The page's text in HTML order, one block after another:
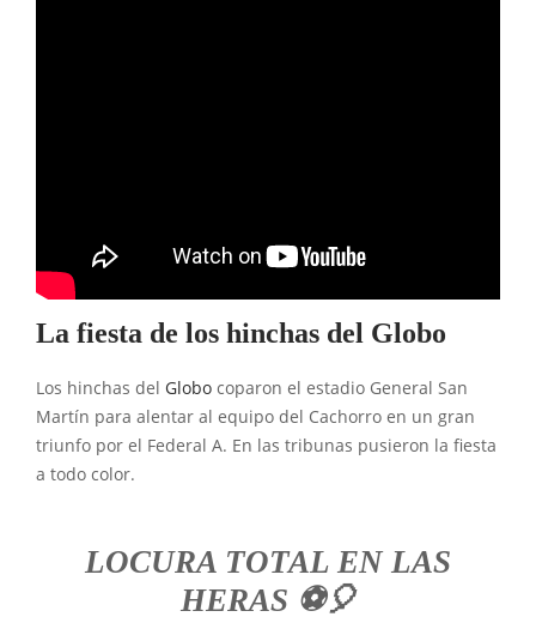
La fiesta de los hinchas del Globo
Los hinchas del Globo coparon el estadio General San
Martín para alentar al equipo del Cachorro en un gran
triunfo por el Federal A. En las tribunas pusieron la fiesta
a todo color.
LOCURA TOTAL EN LAS
HERAS ⚽️🎈